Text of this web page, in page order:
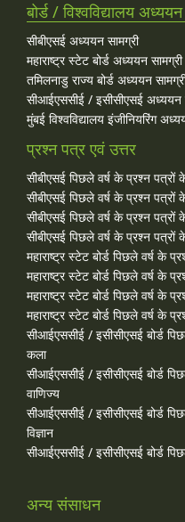
बोर्ड / विश्वविद्यालय
सीबीएसई अध्ययन सामग्री
महाराष्ट्र स्टेट बोर्ड अध्ययन सामग्री
तमिलनाडु राज्य बोर्ड अध्ययन
सीआईएससीई / इसीसीएसई अध्ययन
मुंबई विश्वविद्यालय इंजीनियरिंग
प्रश्न पत्र एवं उत्तर
सीबीएसई पिछले वर्ष के प्रश्न पत्रों
सीबीएसई पिछले वर्ष के प्रश्न पत्रों
सीबीएसई पिछले वर्ष के प्रश्न पत्रों
सीबीएसई पिछले वर्ष के प्रश्न पत्रों
महाराष्ट्र स्टेट बोर्ड पिछले वर्ष के
महाराष्ट्र स्टेट बोर्ड पिछले वर्ष के
महाराष्ट्र स्टेट बोर्ड पिछले वर्ष के
महाराष्ट्र स्टेट बोर्ड पिछले वर्ष के
सीआईएससीई / इसीसीएसई बोर्ड
कला
सीआईएससीई / इसीसीएसई बोर्ड
वाणिज्य
सीआईएससीई / इसीसीएसई बोर्ड
विज्ञान
सीआईएससीई / इसीसीएसई बोर्ड
अन्य संसाधन